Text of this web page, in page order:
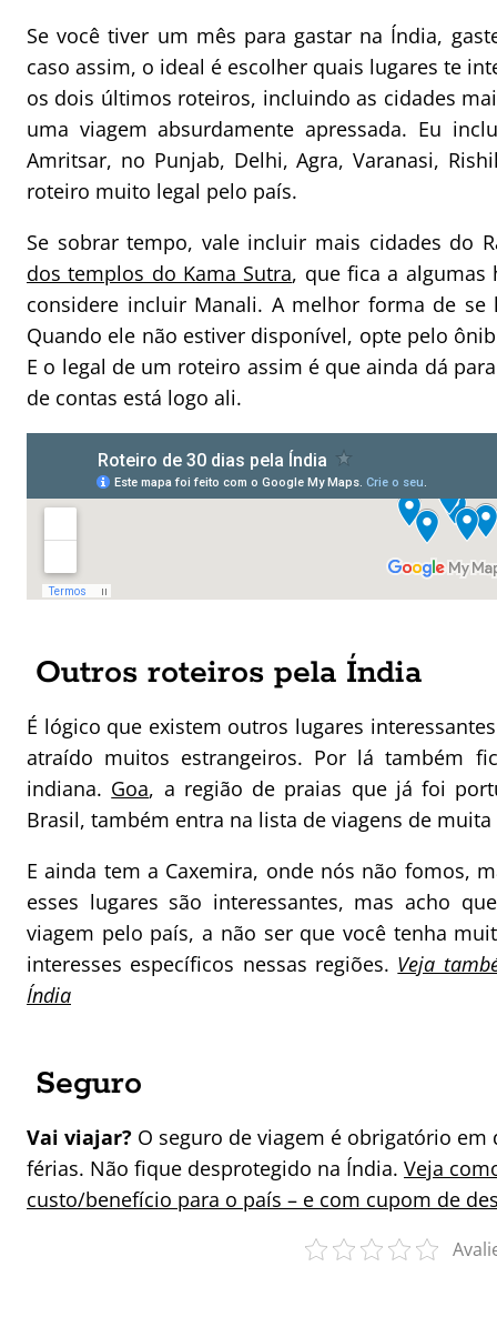
Se você tiver um mês para gastar na Índia,
caso assim, o ideal é escolher quais lugares te
os dois últimos roteiros, incluindo as cidades
uma viagem absurdamente apressada. Eu
Amritsar, no Punjab, Delhi, Agra, Varanasi,
roteiro muito legal pelo país.
Se sobrar tempo, vale incluir mais cidades do
dos templos do Kama Sutra, que fica a algumas
considere incluir Manali. A melhor forma de
Quando ele não estiver disponível, opte pelo
E o legal de um roteiro assim é que ainda dá
de contas está logo ali.
Outros roteiros pela Índia
É lógico que existem outros lugares
atraído muitos estrangeiros. Por lá também
indiana. Goa, a região de praias que já foi
Brasil, também entra na lista de viagens de muita
E ainda tem a Caxemira, onde nós não fomos,
esses lugares são interessantes, mas acho
viagem pelo país, a não ser que você tenha
interesses específicos nessas regiões. Veja
Índia
Seguro
Vai viajar? O seguro de viagem é obrigatório em
férias. Não fique desprotegido na Índia. Veja
custo/benefício para o país – e com cupom de